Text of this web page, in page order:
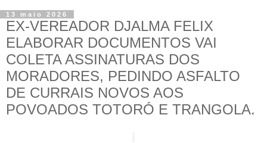
13 maio 2026
EX-VEREADOR DJALMA FELIX
ELABORAR DOCUMENTOS VAI
COLETA ASSINATURAS DOS
MORADORES, PEDINDO ASFALTO
DE CURRAIS NOVOS AOS
POVOADOS TOTORÓ E TRANGOLA.